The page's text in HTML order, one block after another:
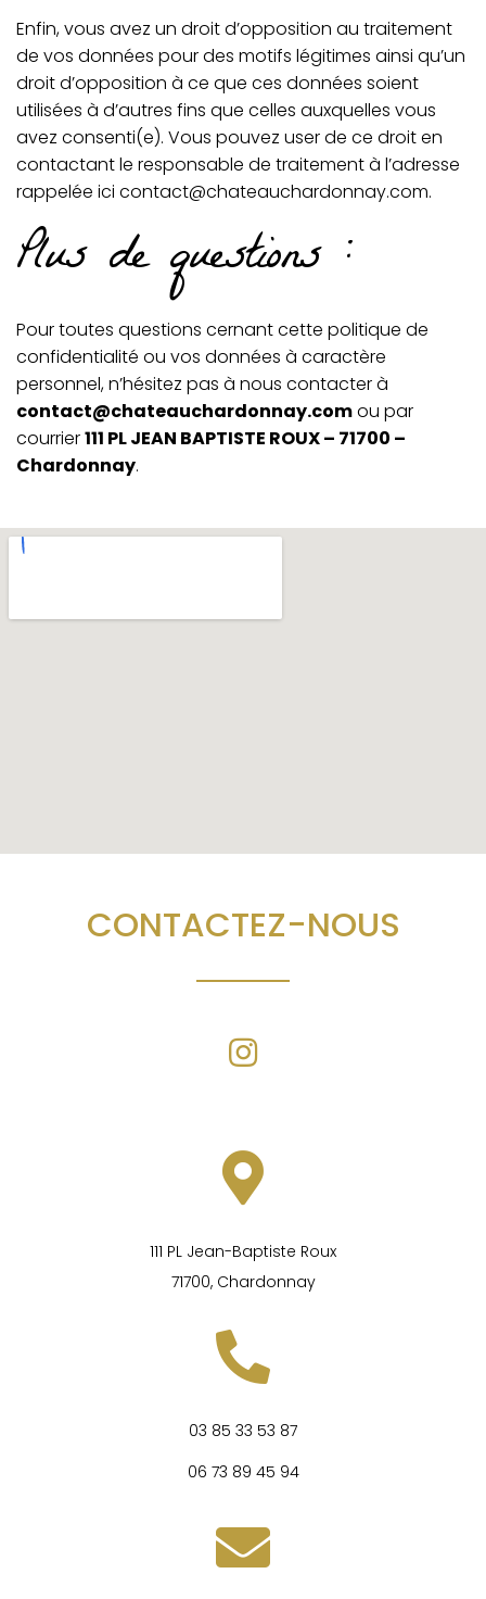
Enfin, vous avez un droit d’opposition au traitement
de vos données pour des motifs légitimes ainsi qu’un
droit d’opposition à ce que ces données soient
utilisées à d’autres fins que celles auxquelles vous
avez consenti(e). Vous pouvez user de ce droit en
contactant le responsable de traitement à l’adresse
rappelée ici contact@chateauchardonnay.com.
Plus de questions :
Pour toutes questions cernant cette politique de
confidentialité ou vos données à caractère
personnel, n’hésitez pas à nous contacter à
contact@chateauchardonnay.comou par
courrier111 PL JEAN BAPTISTE ROUX – 71700 –
Chardonnay.
CONTACTEZ-NOUS
111 PL Jean-Baptiste Roux
71700, Chardonnay
03 85 33 53 87
06 73 89 45 94